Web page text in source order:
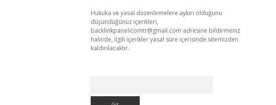
Hukuka ve yasal düzenlemelere aykırı olduğunu
düşündüğünüz içerikleri,
backlinkpanelicomtr@gmail.com adresine bildirmeniz
halinde, ilgili içerikler yasal süre içerisinde sitemizden
kaldırılacaktır.